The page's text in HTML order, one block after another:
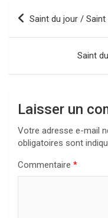
Navigation
Saint du jour / Saint
Saint
Laisser un
Votre adresse e-mail
obligatoires sont
Commentaire *